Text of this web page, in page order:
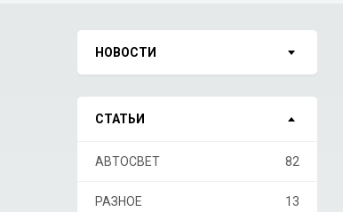
НОВОСТИ
СТАТЬИ
АВТОСВЕТ 82
РАЗНОЕ 13